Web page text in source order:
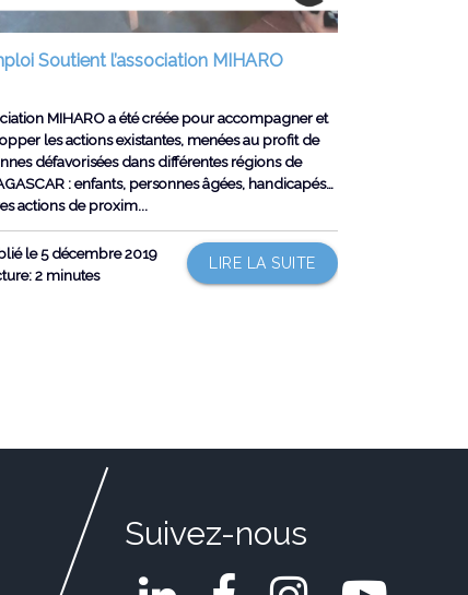
Soutient l’association MIHARO
MIHARO a été créée pour accompagner et
les actions existantes, menées au profit de
défavorisées dans différentes régions de
: enfants, personnes âgées, handicapés…
actions de proxim...
le 5 décembre 2019
LIRE LA SUITE
2 minutes
Suivez-nous